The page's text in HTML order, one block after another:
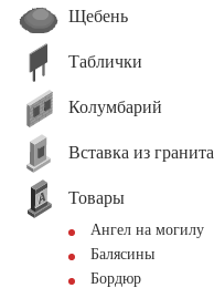
Щебень
Таблички
Колумбарий
Вставка из гранита
Товары
Ангел на могилу
Балясины
Бордюр